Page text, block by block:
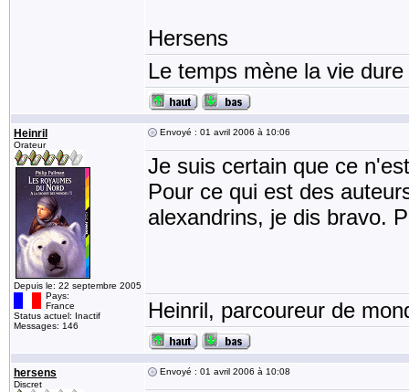
Hersens
Le temps mène la vie
Heinril
Orateur
Depuis le: 22 septembre 2005
Pays:
France
Status actuel: Inactif
Messages: 146
Envoyé : 01 avril 2006 à 10:06
Je suis certain que ce
Pour ce qui est des
alexandrins, je dis bravo.
Heinril, parcoureur de
hersens
Discret
Envoyé : 01 avril 2006 à 10:08